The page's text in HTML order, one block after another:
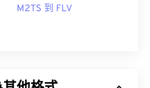
M2TS 到 FLV